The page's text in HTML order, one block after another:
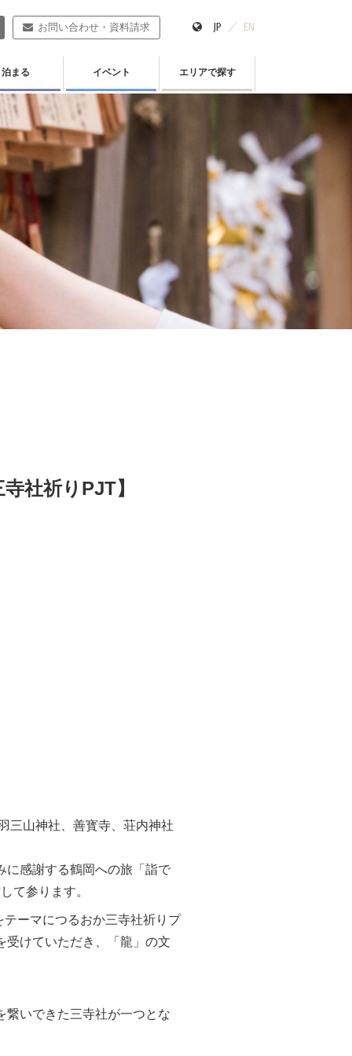
お問い合わせ・資料請求 JP EN
泊まる イベント エリアで探す
社祈りPJT】
三山神社、善寳寺、荘内神社
に感謝する鶴岡への旅「詣で
て参ります。
ーマにつるおか三寺社祈りプ
受けていただき、「龍」の文
いできた三寺社が一つとな